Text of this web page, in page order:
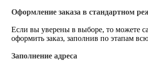
Оформление заказа в стандартном
Если вы уверены в выборе, то можете
оформить заказ, заполнив по этапам
Заполнение адреса